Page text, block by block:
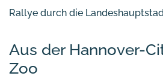
Rallye durch die
Aus der Hannover-
Zoo